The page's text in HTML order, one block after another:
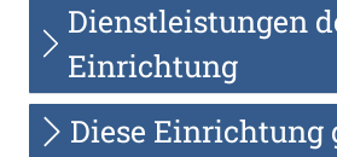
Dienstleistungen
Einrichtung
Diese Einrichtung